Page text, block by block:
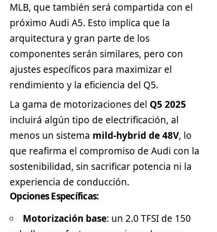
MLB, que también será compartida con el
próximo Audi A5. Esto implica que la
arquitectura y gran parte de los
componentes serán similares, pero con
ajustes específicos para maximizar el
rendimiento y la eficiencia del Q5.
La gama de motorizaciones del Q5 2025
incluirá algún tipo de electrificación, al
menos un sistema mild-hybrid de 48V, lo
que reafirma el compromiso de Audi con la
sostenibilidad, sin sacrificar potencia ni la
experiencia de conducción.
Opciones Específicas:
Motorización base: un 2.0 TFSI de 150